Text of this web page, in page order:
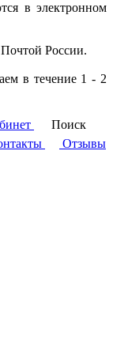
в электронном
России.
в течение 1 - 2
Поиск
Отзывы